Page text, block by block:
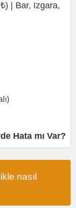
| Bar, Izgara,
Hata mı Var?
nasıl